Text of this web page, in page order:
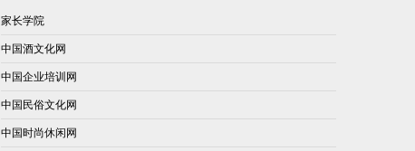
家长学院
中国酒文化网
中国企业培训网
中国民俗文化网
中国时尚休闲网